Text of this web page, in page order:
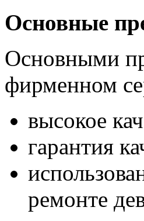
Основные
Основными
фирменном
высокое
гарантия
ремонте